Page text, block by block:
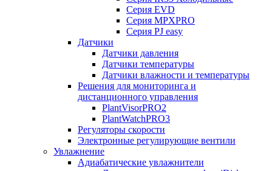
Серия EVD
Серия MPXPRO
Серия PJ easy
Датчики
Датчики давления
Датчики температуры
Датчики влажности и температуры
Решения для мониторинга и
дистанционного управления
PlantVisorPRO2
PlantWatchPRO3
Регуляторы скорости
Электронные регулирующие вентили
Увлажнение
Адиабатические увлажнители